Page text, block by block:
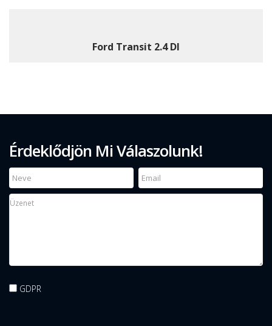
Ford Transit 2.4 DI
Érdeklődjön Mi Válaszolunk!
GDPR